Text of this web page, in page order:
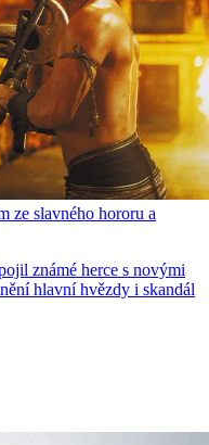
ze slavného hororu a
známé herce s novými
hlavní hvězdy i skandál